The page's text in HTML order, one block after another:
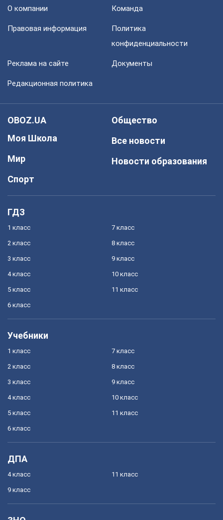
О компании Команда
Правовая информация
Политика
конфиденциальности
Реклама на сайте Документы
Редакционная политика
OBOZ.UA
Моя Школа
Мир
Спорт
Общество
Все новости
Новости образования
ГДЗ
1 класс
2 класс
3 класс
4 класс
5 класс
6 класс
7 класс
8 класс
9 класс
10 класс
11 класс
Учебники
1 класс
2 класс
3 класс
4 класс
5 класс
6 класс
7 класс
8 класс
9 класс
10 класс
11 класс
ДПА
4 класс
9 класс
11 класс